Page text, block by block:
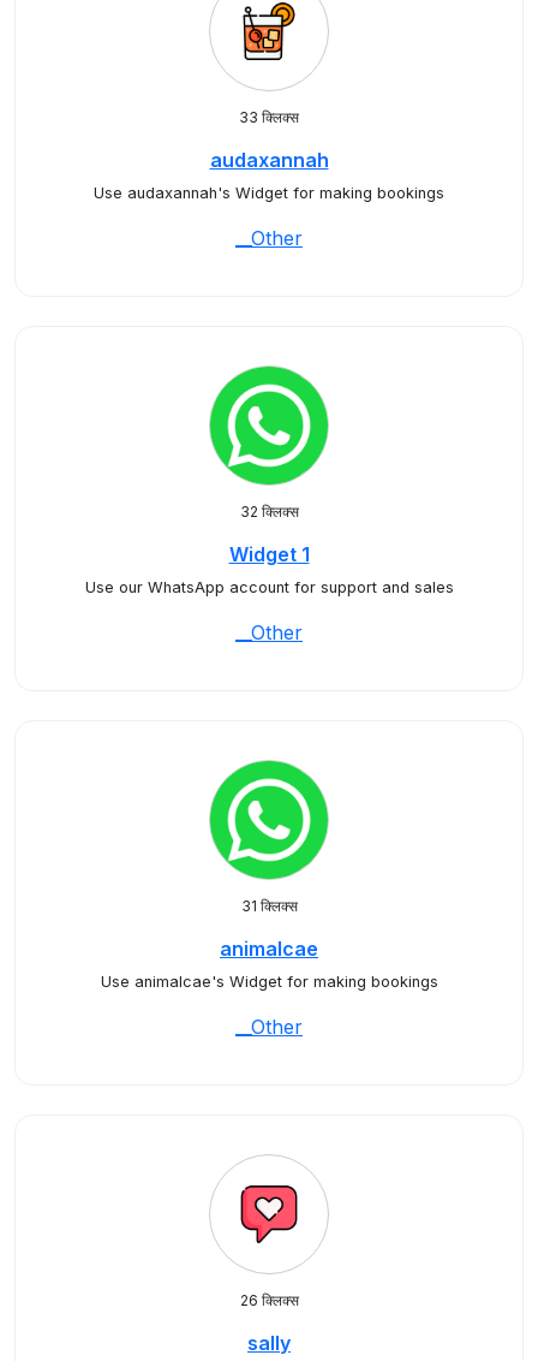
33 क्लिक्स
audaxannah
Use audaxannah's Widget for making bookings
__Other
32 क्लिक्स
Widget 1
Use our WhatsApp account for support and sales
__Other
31 क्लिक्स
animalcae
Use animalcae's Widget for making bookings
__Other
26 क्लिक्स
sally